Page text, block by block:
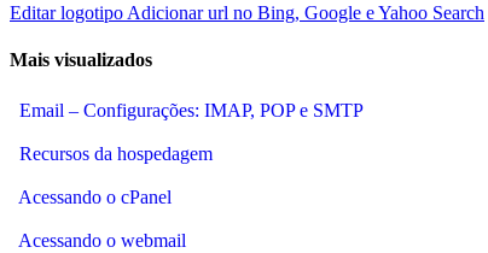
Editar logotipo Adicionar url no Bing, Google e Yahoo Search
Mais visualizados
Email – Configurações: IMAP, POP e SMTP
Recursos da hospedagem
Acessando o cPanel
Acessando o webmail